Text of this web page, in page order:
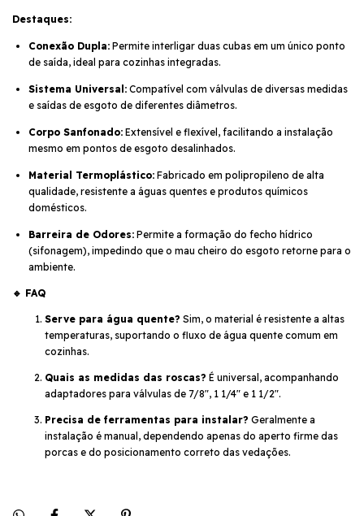
Destaques:
Conexão Dupla: Permite interligar duas cubas em um único ponto
de saída, ideal para cozinhas integradas.
Sistema Universal: Compatível com válvulas de diversas medidas
e saídas de esgoto de diferentes diâmetros.
Corpo Sanfonado: Extensível e flexível, facilitando a instalação
mesmo em pontos de esgoto desalinhados.
Material Termoplástico: Fabricado em polipropileno de alta
qualidade, resistente a águas quentes e produtos químicos
domésticos.
Barreira de Odores: Permite a formação do fecho hídrico
(sifonagem), impedindo que o mau cheiro do esgoto retorne para o
ambiente.
🔹 FAQ
Serve para água quente? Sim, o material é resistente a altas
temperaturas, suportando o fluxo de água quente comum em
cozinhas.
Quais as medidas das roscas? É universal, acompanhando
adaptadores para válvulas de 7/8", 1 1/4" e 1 1/2".
Precisa de ferramentas para instalar? Geralmente a
instalação é manual, dependendo apenas do aperto firme das
porcas e do posicionamento correto das vedações.